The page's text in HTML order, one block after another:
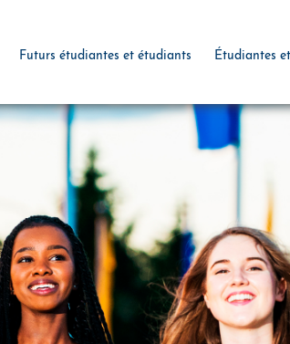
Futurs étudiantes et étudiants Étudiantes